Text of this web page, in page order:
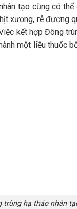
tạo cũng có
xương, rễ đương
kết hợp Đông
một liều thuốc
trùng hạ thảo nhân